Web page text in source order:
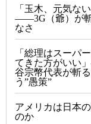
「玉木、元気ない
――3G（爺）が
なさ
「総理はスーパ
てきた方がいい
谷宗幣代表が斬
う”愚策”
アメリカは日本
のか